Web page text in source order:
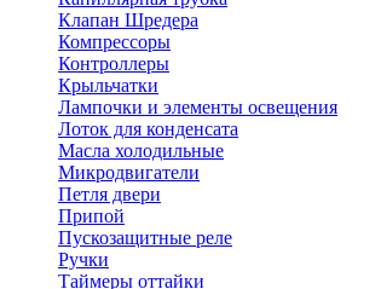
Клапан Шредера
Компрессоры
Контроллеры
Крыльчатки
Лампочки и элементы освещения
Лоток для конденсата
Масла холодильные
Микродвигатели
Петля двери
Припой
Пускозащитные реле
Ручки
Таймеры оттайки